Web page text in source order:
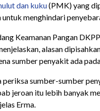
dan kuku(PMK) yang
untuk menghindari
Keamanan Pangan
alasan
sumber penyakit ada
periksa sumber-sumber
jeroan itu lebih banyak
Erma.